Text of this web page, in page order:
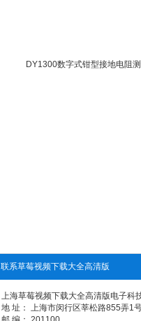
联系草莓视频下载大全高清版
上海草莓视频下载大全高清版电子科
地 址： 上海市闵行区莘松路855弄